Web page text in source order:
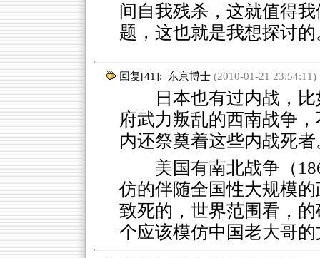
间自我残杀，这就值得
题，这也就是我想探讨的
回复[41]: 东京博士(2010-01-21 23:54:11)
日本也有过内战，比
府武力叛乱的西南战争
内还祭奠着这些内战死者
美国有南北战争（
仿的伴随全国性大规模
致死的，世界范围看，
个应该模仿中国老大哥